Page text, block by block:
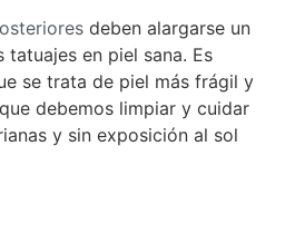
deben alargarse un
en piel sana. Es
se trata de piel más frágil y
debemos limpiar y cuidar
y sin exposición al sol